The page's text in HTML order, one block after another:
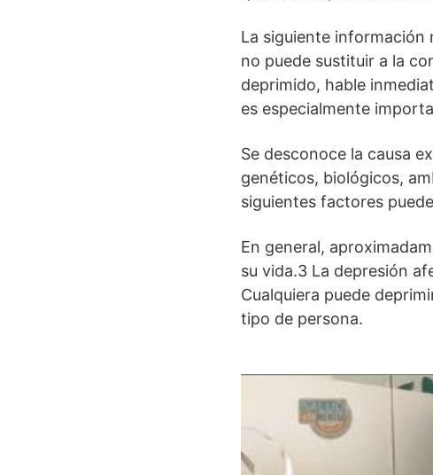
La siguiente
no puede sustituir a la
deprimido, hable
es especialmente
Se desconoce la causa
genéticos, biológicos,
siguientes factores
En general,
su vida.3 La depresión
Cualquiera puede
tipo de persona.